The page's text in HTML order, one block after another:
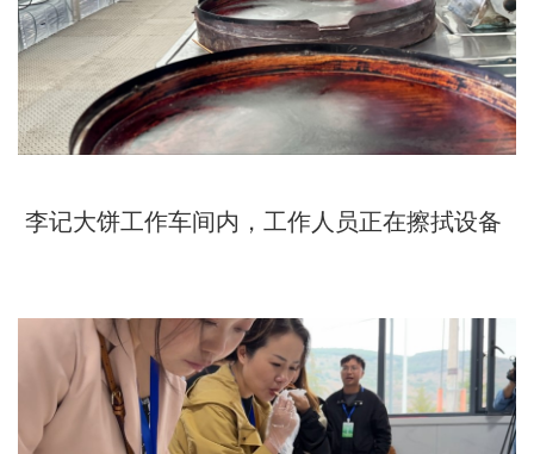
李记大饼工作车间内，工作人员正在擦拭设备